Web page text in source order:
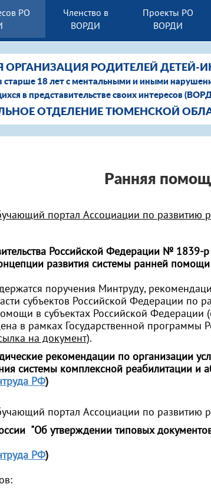
РО
Членство в
ВОРДИ
Проекты РО
ВОРДИ
ОРГАНИЗАЦИЯ РОДИТЕЛЕЙ ДЕТЕЙ-
старше 18 лет с ментальными и иными
в представительстве своих интересов
ОТДЕЛЕНИЕ ТЮМЕНСКОЙ
Ранняя
портал Ассоциации по развитию
Российской Федерации № 1839-р
развития системы ранней
поручения Минтруду,
субъектов Российской Федерации по
в субъектах Российской Федерации
в рамках Государственной программы
на документ).
рекомендации по организации
системы комплексной реабилитации и
РФ)
портал Ассоциации по развитию
"Об утверждении типовых
РФ)